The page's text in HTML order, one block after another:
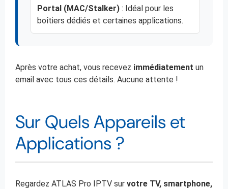
Portal (MAC/Stalker) : Idéal pour les
boîtiers dédiés et certaines applications.
Après votre achat, vous recevez immédiatement un
email avec tous ces détails. Aucune attente !
Sur Quels Appareils et
Applications ?
Regardez ATLAS Pro IPTV sur votre TV, smartphone,